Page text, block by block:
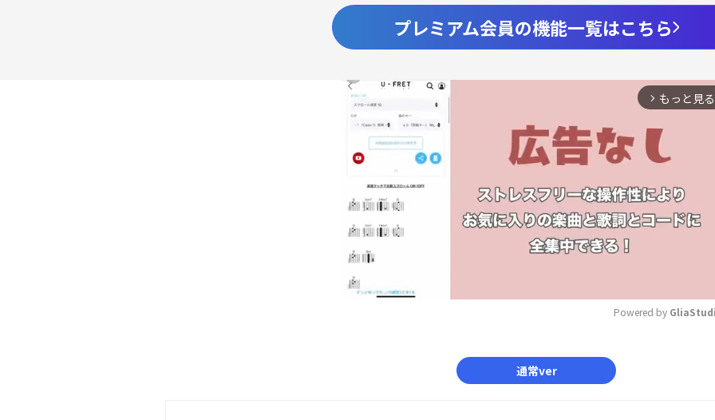
プレミアム会員の機能一覧はこちら
arrow_forward_ios もっと見る
Powered by
通常ver